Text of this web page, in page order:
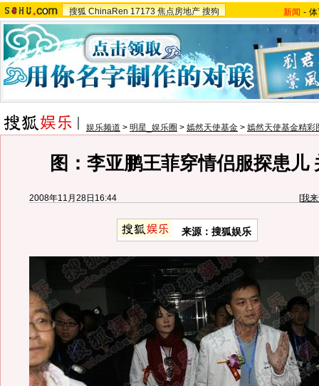
搜狐 ChinaRen 17173 焦点房地产 搜狗 新闻 -
娱乐频道 > 明星_娱乐圈 > 嫣然天使基金 > 嫣然天使基金精彩
图：李亚鹏王菲穿情侣服探患儿
2008年11月28日16:44 [我
来源：搜狐娱乐